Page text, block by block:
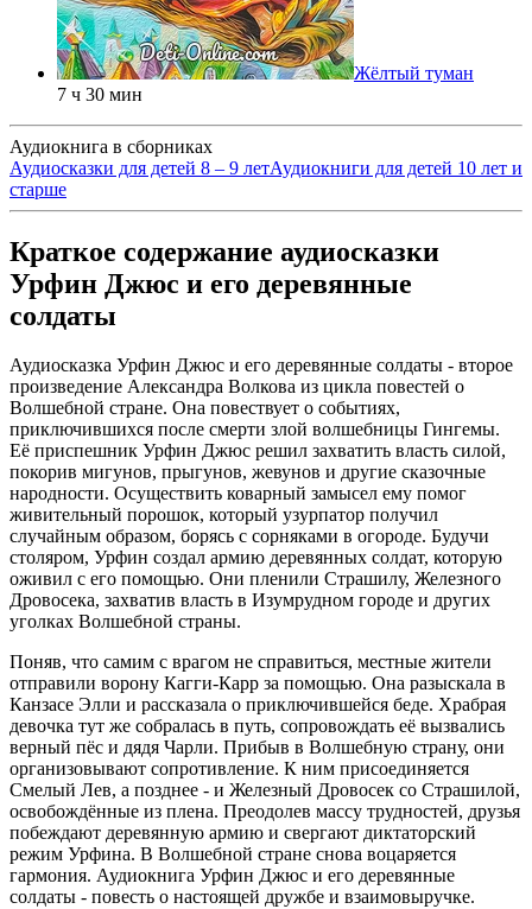
Жёлтый туман
7 ч 30 мин
Аудиокнига в сборниках
Аудиосказки для детей 8 – 9 летАудиокниги для детей 10 лет и
старше
Краткое содержание аудиосказки
Урфин Джюс и его деревянные
солдаты
Аудиосказка Урфин Джюс и его деревянные солдаты - второе
произведение Александра Волкова из цикла повестей о
Волшебной стране. Она повествует о событиях,
приключившихся после смерти злой волшебницы Гингемы.
Её приспешник Урфин Джюс решил захватить власть силой,
покорив мигунов, прыгунов, жевунов и другие сказочные
народности. Осуществить коварный замысел ему помог
живительный порошок, который узурпатор получил
случайным образом, борясь с сорняками в огороде. Будучи
столяром, Урфин создал армию деревянных солдат, которую
оживил с его помощью. Они пленили Страшилу, Железного
Дровосека, захватив власть в Изумрудном городе и других
уголках Волшебной страны.
Поняв, что самим с врагом не справиться, местные жители
отправили ворону Кагги-Карр за помощью. Она разыскала в
Канзасе Элли и рассказала о приключившейся беде. Храбрая
девочка тут же собралась в путь, сопровождать её вызвались
верный пёс и дядя Чарли. Прибыв в Волшебную страну, они
организовывают сопротивление. К ним присоединяется
Смелый Лев, а позднее - и Железный Дровосек со Страшилой,
освобождённые из плена. Преодолев массу трудностей, друзья
побеждают деревянную армию и свергают диктаторский
режим Урфина. В Волшебной стране снова воцаряется
гармония. Аудиокнига Урфин Джюс и его деревянные
солдаты - повесть о настоящей дружбе и взаимовыручке.